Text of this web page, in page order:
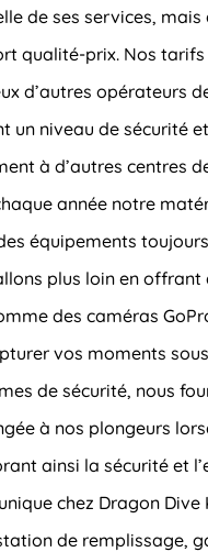
de ses services, mais
qualité-prix. Nos tarifs
d’autres opérateurs
un niveau de sécurité
à d’autres centres
année notre
équipements
plus loin en offrant
des caméras
vos moments
de sécurité, nous
à nos plongeurs
ainsi la sécurité et
chez Dragon Dive
de remplissage,